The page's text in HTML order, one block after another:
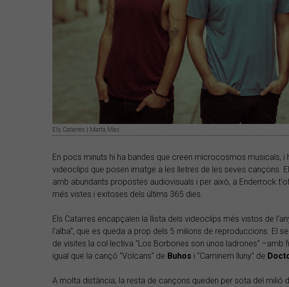
Els Catarres | Marta Mas
En pocs minuts hi ha bandes que creen microcosmos musicals, i
videoclips que posen imatge a les lletres de les seves cançons.
amb abundants propostes audiovisuals i per això, a Enderrock
més vistes i exitoses dels últims 365 dies.
Els Catarres encapçalen la llista dels videoclips més vistos de
l'alba", que es queda a prop dels 5 milions de reproduccions. El
de visites la col·lectiva "Los Borbones son unos ladrones" –amb
igual que la cançó "Volcans" de Buhos i "Caminem lluny" de
A molta distància, la resta de cançons queden per sota del milió